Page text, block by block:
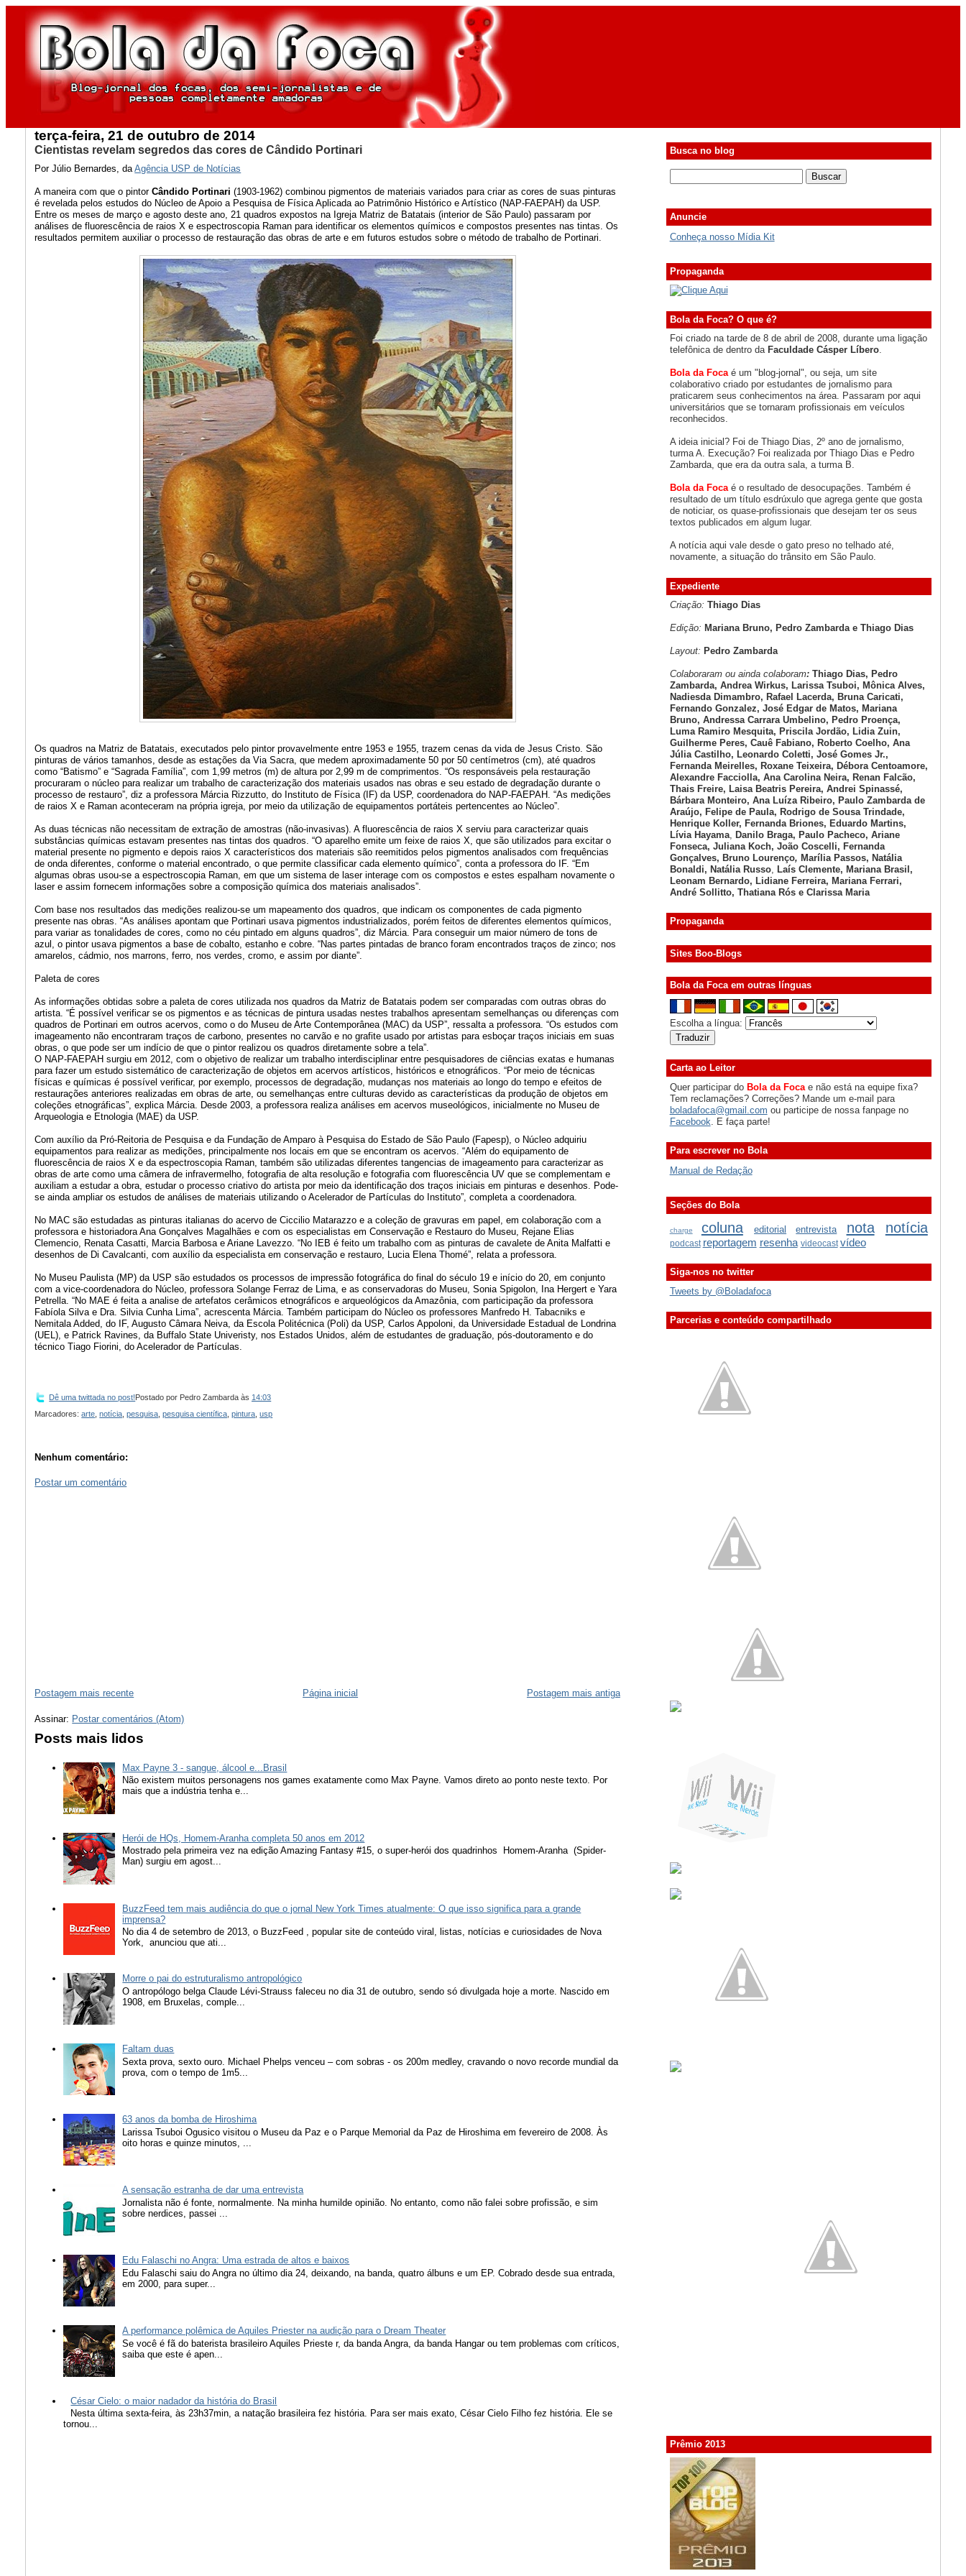
terça-feira, 21 de outubro de 2014
Cientistas revelam segredos das cores de Cândido Portinari
Por Júlio Bernardes, daAgência USP de Notícias
A maneira com que o pintorCândido Portinari (1903-1962) combinou pigmentos de materiais variados para criar as cores de suas pinturas
é revelada pelos estudos do Núcleo de Apoio a Pesquisa de Física Aplicada ao Patrimônio Histórico e Artístico (NAP-FAEPAH) da USP.
Entre os meses de março e agosto deste ano, 21 quadros expostos na Igreja Matriz de Batatais (interior de São Paulo) passaram por
análises de fluorescência de raios X e espectroscopia Raman para identificar os elementos químicos e compostos presentes nas tintas. Os
resultados permitem auxiliar o processo de restauração das obras de arte e em futuros estudos sobre o método de trabalho de Portinari.
Os quadros na Matriz de Batatais, executados pelo pintor provavelmente entre 1953 e 1955, trazem cenas da vida de Jesus Cristo. São
pinturas de vários tamanhos, desde as estações da Via Sacra, que medem aproximadamente 50 por 50 centímetros (cm), até quadros
como “Batismo” e “Sagrada Família”, com 1,99 metros (m) de altura por 2,99 m de comprimentos. “Os responsáveis pela restauração
procuraram o núcleo para realizar um trabalho de caracterização dos materiais usados nas obras e seu estado de degradação durante o
processo de restauro”, diz a professora Márcia Rizzutto, do Instituto de Física (IF) da USP, coordenadora do NAP-FAEPAH. “As medições
de raios X e Raman aconteceram na própria igreja, por meio da utilização de equipamentos portáteis pertencentes ao Núcleo”.
As duas técnicas não necessitam de extração de amostras (não-invasivas). A fluorescência de raios X serviu para caracterizar quais
substâncias químicas estavam presentes nas tintas dos quadros. “O aparelho emite um feixe de raios X, que são utilizados para excitar o
material presente no pigmento e depois raios X característicos dos materiais são reemitidos pelos pigmentos analisados com frequências
de onda diferentes, conforme o material encontrado, o que permite classificar cada elemento químico”, conta a professora do IF. “Em
algumas obras usou-se a espectroscopia Raman, em que um sistema de laser interage com os compostos e estes espalham novamente o
laser e assim fornecem informações sobre a composição química dos materiais analisados”.
Com base nos resultados das medições realizou-se um mapeamento dos quadros, que indicam os componentes de cada pigmento
presente nas obras. “As análises apontam que Portinari usava pigmentos industrializados, porém feitos de diferentes elementos químicos,
para variar as tonalidades de cores, como no céu pintado em alguns quadros”, diz Márcia. Para conseguir um maior número de tons de
azul, o pintor usava pigmentos a base de cobalto, estanho e cobre. “Nas partes pintadas de branco foram encontrados traços de zinco; nos
amarelos, cádmio, nos marrons, ferro, nos verdes, cromo, e assim por diante”.
Paleta de cores
As informações obtidas sobre a paleta de cores utilizada nos quadros da Matriz de Batatais podem ser comparadas com outras obras do
artista. “É possível verificar se os pigmentos e as técnicas de pintura usadas nestes trabalhos apresentam semelhanças ou diferenças com
quadros de Portinari em outros acervos, como o do Museu de Arte Contemporânea (MAC) da USP”, ressalta a professora. “Os estudos com
imageamento não encontraram traços de carbono, presentes no carvão e no grafite usado por artistas para esboçar traços iniciais em suas
obras, o que pode ser um indício de que o pintor realizou os quadros diretamente sobre a tela”.
O NAP-FAEPAH surgiu em 2012, com o objetivo de realizar um trabalho interdisciplinar entre pesquisadores de ciências exatas e humanas
para fazer um estudo sistemático de caracterização de objetos em acervos artísticos, históricos e etnográficos. “Por meio de técnicas
físicas e químicas é possível verificar, por exemplo, processos de degradação, mudanças nos materiais ao longo do tempo e efeitos de
restaurações anteriores realizadas em obras de arte, ou semelhanças entre culturas devido as características da produção de objetos em
coleções etnográficas”, explica Márcia. Desde 2003, a professora realiza análises em acervos museológicos, inicialmente no Museu de
Arqueologia e Etnologia (MAE) da USP.
Com auxílio da Pró-Reitoria de Pesquisa e da Fundação de Amparo à Pesquisa do Estado de São Paulo (Fapesp), o Núcleo adquiriu
equipamentos para realizar as medições, principalmente nos locais em que se encontram os acervos. “Além do equipamento de
fluorescência de raios X e da espectroscopia Raman, também são utilizadas diferentes tangencias de imageamento para caracterizar as
obras de arte como uma câmera de infravermelho, fotografia de alta resolução e fotografia com fluorescência UV que se complementam e
auxiliam a estudar a obra, estudar o processo criativo do artista por meio da identificação dos traços iniciais em pinturas e desenhos. Pode-
se ainda ampliar os estudos de análises de materiais utilizando o Acelerador de Partículas do Instituto”, completa a coordenadora.
No MAC são estudadas as pinturas italianas do acervo de Ciccilio Matarazzo e a coleção de gravuras em papel, em colaboração com a
professora e historiadora Ana Gonçalves Magalhães e com os especialistas em Conservação e Restauro do Museu, Rejane Elias
Clemencio, Renata Casatti, Marcia Barbosa e Ariane Lavezzo. “No IEB é feito um trabalho com as pinturas de cavalete de Anita Malfatti e
desenhos de Di Cavalcanti, com auxílio da especialista em conservação e restauro, Lucia Elena Thomé”, relata a professora.
No Museu Paulista (MP) da USP são estudados os processos de impressão fotográfica do final do século 19 e início do 20, em conjunto
com a vice-coordenadora do Núcleo, professora Solange Ferraz de Lima, e as conservadoras do Museu, Sonia Spigolon, Ina Hergert e Yara
Petrella. “No MAE é feita a analise de artefatos cerâmicos etnográficos e arqueológicos da Amazônia, com participação da professora
Fabíola Silva e Dra. Silvia Cunha Lima”, acrescenta Márcia. Também participam do Núcleo os professores Manfredo H. Tabacniks e
Nemitala Added, do IF, Augusto Câmara Neiva, da Escola Politécnica (Poli) da USP, Carlos Appoloni, da Universidade Estadual de Londrina
(UEL), e Patrick Ravines, da Buffalo State Univeristy, nos Estados Unidos, além de estudantes de graduação, pós-doutoramento e do
técnico Tiago Fiorini, do Acelerador de Partículas.
Dê uma twittada no post! Postado por Pedro Zambarda às 14:03
Marcadores:arte ,notícia ,pesquisa ,pesquisa científica ,pintura ,usp
Nenhum comentário:
Postar um comentário
Postagem mais recente Postagem mais antiga
Página inicial
Assinar: Postar comentários (Atom)
Posts mais lidos
Max Payne 3 - sangue, álcool e...Brasil
Não existem muitos personagens nos games exatamente como Max Payne. Vamos direto ao ponto neste texto. Por
mais que a indústria tenha e...
Herói de HQs, Homem-Aranha completa 50 anos em 2012
Mostrado pela primeira vez na edição Amazing Fantasy #15, o super-herói dos quadrinhos Homem-Aranha (Spider-
Man) surgiu em agost...
BuzzFeed tem mais audiência do que o jornal New York Times atualmente: O que isso significa para a grande
imprensa?
No dia 4 de setembro de 2013, o BuzzFeed , popular site de conteúdo viral, listas, notícias e curiosidades de Nova
York, anunciou que ati...
Morre o pai do estruturalismo antropológico
O antropólogo belga Claude Lévi-Strauss faleceu no dia 31 de outubro, sendo só divulgada hoje a morte. Nascido em
1908, em Bruxelas, comple...
Faltam duas
Sexta prova, sexto ouro. Michael Phelps venceu – com sobras - os 200m medley, cravando o novo recorde mundial da
prova, com o tempo de 1m5...
63 anos da bomba de Hiroshima
Larissa Tsuboi Ogusico visitou o Museu da Paz e o Parque Memorial da Paz de Hiroshima em fevereiro de 2008. Às
oito horas e quinze minutos, ...
A sensação estranha de dar uma entrevista
Jornalista não é fonte, normalmente. Na minha humilde opinião. No entanto, como não falei sobre profissão, e sim
sobre nerdices, passei ...
Edu Falaschi no Angra: Uma estrada de altos e baixos
Edu Falaschi saiu do Angra no último dia 24, deixando, na banda, quatro álbuns e um EP. Cobrado desde sua entrada,
em 2000, para super...
A performance polêmica de Aquiles Priester na audição para o Dream Theater
Se você é fã do baterista brasileiro Aquiles Prieste r, da banda Angra, da banda Hangar ou tem problemas com críticos,
saiba que este é apen...
César Cielo: o maior nadador da história do Brasil
Nesta última sexta-feira, às 23h37min, a natação brasileira fez história. Para ser mais exato, César Cielo Filho fez história. Ele se
tornou...
Busca no blog
Anuncie
Conheça nosso Mídia Kit
Propaganda
Bola da Foca? O que é?
Foi criado na tarde de 8 de abril de 2008, durante uma ligação
telefônica de dentro da Faculdade Cásper Líbero.
Bola da Foca é um "blog-jornal", ou seja, um site
colaborativo criado por estudantes de jornalismo para
praticarem seus conhecimentos na área. Passaram por aqui
universitários que se tornaram profissionais em veículos
reconhecidos.
A ideia inicial? Foi de Thiago Dias, 2º ano de jornalismo,
turma A. Execução? Foi realizada por Thiago Dias e Pedro
Zambarda, que era da outra sala, a turma B.
Bola da Focaé o resultado de desocupações. Também é
resultado de um título esdrúxulo que agrega gente que gosta
de noticiar, os quase-profissionais que desejam ter os seus
textos publicados em algum lugar.
A notícia aqui vale desde o gato preso no telhado até,
novamente, a situação do trânsito em São Paulo.
Expediente
Criação: Thiago Dias
Edição: Mariana Bruno, Pedro Zambarda e Thiago Dias
Layout: Pedro Zambarda
Colaboraram ou ainda colaboram: Thiago Dias, Pedro
Zambarda, Andrea Wirkus, Larissa Tsuboi, Mônica Alves,
Nadiesda Dimambro, Rafael Lacerda, Bruna Caricati,
Fernando Gonzalez, José Edgar de Matos, Mariana
Bruno, Andressa Carrara Umbelino, Pedro Proença,
Luma Ramiro Mesquita, Priscila Jordão, Lidia Zuin,
Guilherme Peres, Cauê Fabiano, Roberto Coelho, Ana
Júlia Castilho, Leonardo Coletti, José Gomes Jr.,
Fernanda Meirelles, Roxane Teixeira, Débora Centoamore,
Alexandre Facciolla, Ana Carolina Neira, Renan Falcão,
Thais Freire, Laisa Beatris Pereira, Andrei Spinassé,
Bárbara Monteiro, Ana Luíza Ribeiro, Paulo Zambarda de
Araújo, Felipe de Paula, Rodrigo de Sousa Trindade,
Henrique Koller, Fernanda Briones, Eduardo Martins,
Lívia Hayama, Danilo Braga, Paulo Pacheco, Ariane
Fonseca, Juliana Koch, João Coscelli, Fernanda
Gonçalves, Bruno Lourenço, Marília Passos, Natália
Bonaldi, Natália Russo, Laís Clemente, Mariana Brasil,
Leonam Bernardo, Lidiane Ferreira, Mariana Ferrari,
André Sollitto, Thatiana Rós e Clarissa Maria
Propaganda
Sites Boo-Blogs
Bola da Foca em outras línguas
Escolha a língua:
Carta ao Leitor
Quer participar do Bola da Focae não está na equipe fixa?
Tem reclamações? Correções? Mande um e-mail para
boladafoca@gmail.com ou participe de nossa fanpage no
Facebook . E faça parte!
Para escrever no Bola
Manual de Redação
Seções do Bola
charge coluna editorial entrevista nota notícia
podcast reportagem resenha videocast vídeo
Siga-nos no twitter
Tweets by @Boladafoca
Parcerias e conteúdo compartilhado
Prêmio 2013